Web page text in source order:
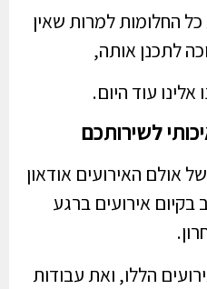
החלומות למרות שאין
לתכנן אותה,
עוד היום.
לשירותכם
אולם האירועים אודאון
בקיום אירועים ברגע
הללו, ואת עבודות